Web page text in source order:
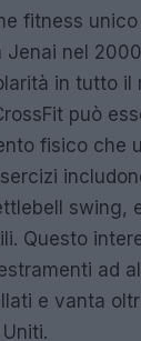
fitness
Jenai nel
in tutto il
può
fisico che
swing,
Questo
ad
e vanta